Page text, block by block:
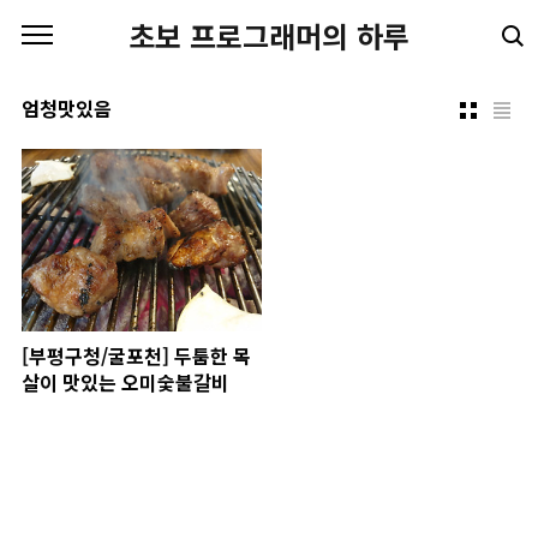
초보 프로그래머의 하루
엄청맛있음
[부평구청/굴포천] 두툼한 목
살이 맛있는 오미숯불갈비